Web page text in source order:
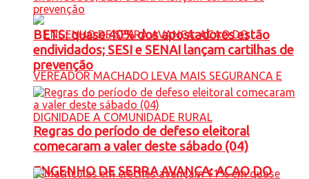
ENGENHO DE SERRA AVANÇA: ACAO DO
BETS: quase 40% dos apostadores estão
endividados; SESI e SENAI lançam cartilhas de
prevenção
Regras do período de defeso eleitoral
comecaram a valer deste sábado (04)